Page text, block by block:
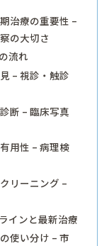
治療の重要性 –
の大切さ
流れ
– 視診・触診
断 – 臨床写真
用性 – 病理検
リーニング –
インと最新治療
使い分け – 市